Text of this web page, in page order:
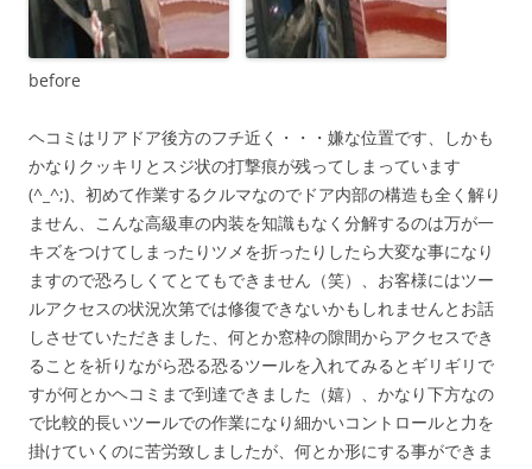
before
ヘコミはリアドア後方のフチ近く・・・嫌な位置です、しかも
かなりクッキリとスジ状の打撃痕が残ってしまっています
(^_^;)、初めて作業するクルマなのでドア内部の構造も全く解り
ません、こんな高級車の内装を知識もなく分解するのは万が一
キズをつけてしまったりツメを折ったりしたら大変な事になり
ますので恐ろしくてとてもできません（笑）、お客様にはツー
ルアクセスの状況次第では修復できないかもしれませんとお話
しさせていただきました、何とか窓枠の隙間からアクセスでき
ることを祈りながら恐る恐るツールを入れてみるとギリギリで
すが何とかヘコミまで到達できました（嬉）、かなり下方なの
で比較的長いツールでの作業になり細かいコントロールと力を
掛けていくのに苦労致しましたが、何とか形にする事ができま